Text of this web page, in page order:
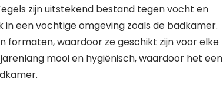
zijn uitstekend bestand tegen vocht en
een vochtige omgeving zoals de badkamer.
formaten, waardoor ze geschikt zijn voor elke
mooi en hygiënisch, waardoor het een